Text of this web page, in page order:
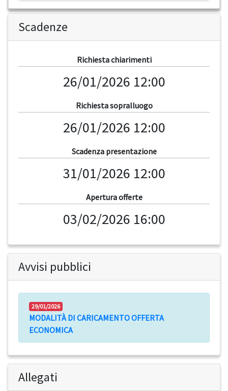
Scadenze
Richiesta chiarimenti
26/01/2026 12:00
Richiesta sopralluogo
26/01/2026 12:00
Scadenza presentazione
31/01/2026 12:00
Apertura offerte
03/02/2026 16:00
Avvisi pubblici
29/01/2026
MODALITÀ DI CARICAMENTO OFFERTA
ECONOMICA
Allegati